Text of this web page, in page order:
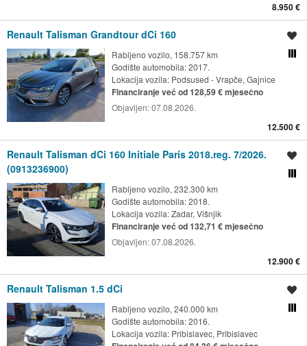
8.950 €
Renault Talisman Grandtour dCi 160
Rabljeno vozilo, 158.757 km
Godište automobila: 2017.
Lokacija vozila: Podsused - Vrapče, Gajnice
Financiranje već od 128,59 € mjesečno
Objavljen:07.08.2026.
12.500 €
Renault Talisman dCi 160 Initiale Paris 2018.reg. 7/2026.
(0913236900)
Rabljeno vozilo, 232.300 km
Godište automobila: 2018.
Lokacija vozila:Zadar, Višnjik
Financiranje već od 132,71 € mjesečno
Objavljen:07.08.2026.
12.900 €
Renault Talisman 1.5 dCi
Rabljeno vozilo, 240.000 km
Godište automobila: 2016.
Lokacija vozila: Pribislavec, Pribislavec